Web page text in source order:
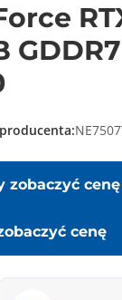
zobaczyć cenę
cenę